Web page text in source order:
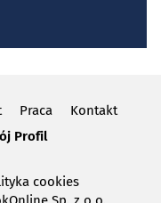
Praca
Kontakt
Profil
cookies